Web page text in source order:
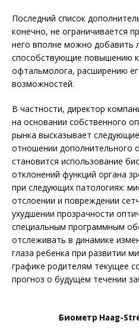
Последний список
конечно, не ограничивается
него вполне можно добавить
способствующие повышению
офтальмолога, расширению
возможностей.
В частности, директор
на основании собственного
рынка высказывает
отношении дополнительного
становится использование
отклонений функций органа
при следующих патологиях:
отслоении и повреждении
ухудшении прозрачности
специальным программным
отслеживать в динамике
глаза ребенка при развитии
графике родителям текущее
прогноз о будущем течении
Биометр Haag-